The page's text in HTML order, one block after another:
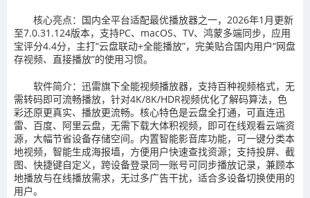
核心亮点：国内全平台适配最优播放器之一，2026年1月更新
至7.0.31.124版本，支持PC、macOS、TV、鸿蒙多端同步，应用
宝评分4.4分，主打“云盘联动+全能播放”，完美贴合国内用户“网盘
存视频、直接播放”的使用习惯。
软件简介：迅雷旗下全能视频播放器，支持百种视频格式，无
需转码即可流畅播放，针对4K/8K/HDR视频优化了解码算法，色
彩还原更真实、播放更流畅。核心特色是云盘全打通，可直连迅
雷、百度、阿里云盘，无需下载大体积视频，即可在线观看云端资
源，大幅节省设备存储空间。内置智能影音库功能，可一键分类本
地视频，智能生成海报墙，方便用户快速查找资源；支持投屏、截
图、快捷键自定义，跨设备登录同一账号可同步播放记录，兼顾本
地播放与在线播放需求，无过多广告干扰，适合多设备切换使用的
用户。